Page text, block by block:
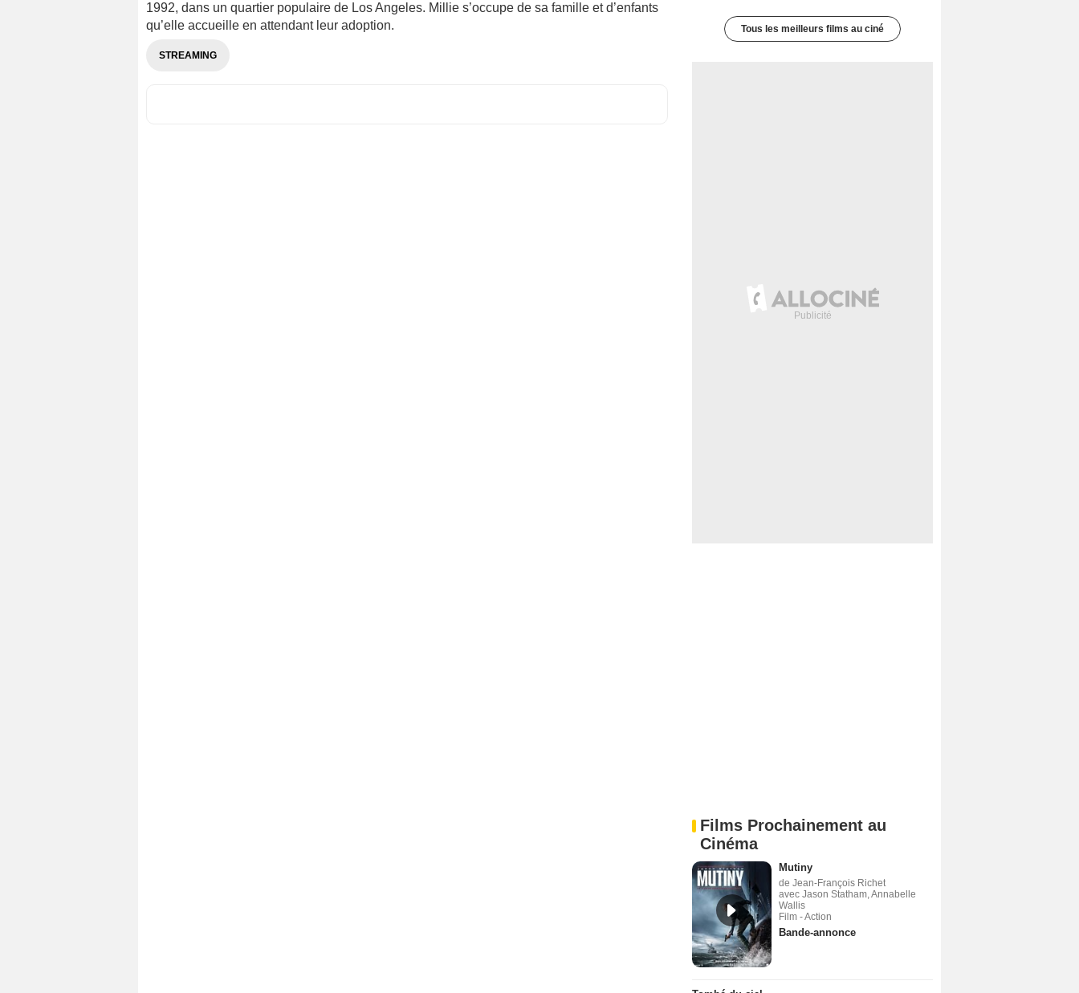
1992, dans un quartier populaire de Los Angeles. Millie s’occupe de sa famille et d’enfants
qu’elle accueille en attendant leur adoption.
STREAMING
Tous les meilleurs films au ciné
Films Prochainement au
Cinéma
Mutiny
de Jean-François Richet
avec Jason Statham, Annabelle
Wallis
Film - Action
Bande-annonce